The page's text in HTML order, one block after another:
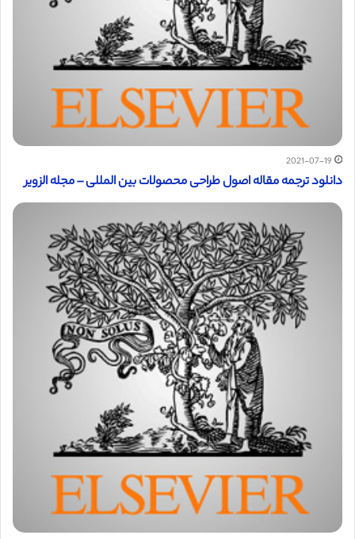
2021-07-19
دانلود ترجمه مقاله اصول طراحی محصولات بین المللی – مجله الزویر